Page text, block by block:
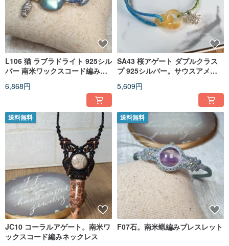
L106 猫 ラブラドライト 925シル
バー 南米ワックスコード編みブ
6,868円
SA43 桜アゲート ダブルクラス
プ 925シルバー。サウスアメリ
レット
5,609円
送料無料
JC10 コーラルアゲート。南米ワ
ックスコード編みネックレス
送料無料
F07石。南米蝋編みブレスレット